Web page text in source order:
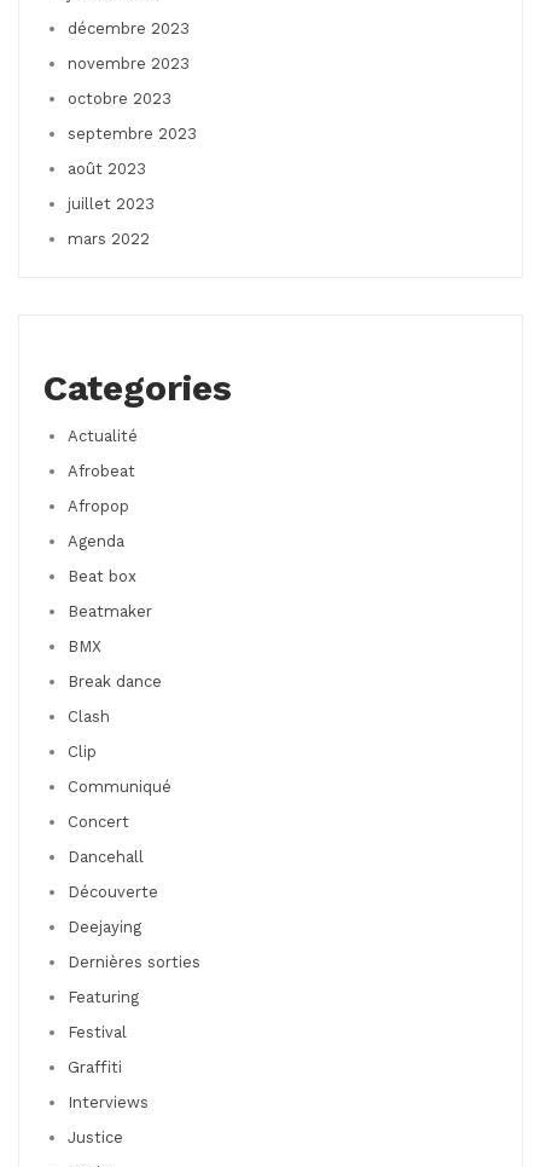
décembre 2023
novembre 2023
octobre 2023
septembre 2023
août 2023
juillet 2023
mars 2022
Categories
Actualité
Afrobeat
Afropop
Agenda
Beat box
Beatmaker
BMX
Break dance
Clash
Clip
Communiqué
Concert
Dancehall
Découverte
Deejaying
Dernières sorties
Featuring
Festival
Graffiti
Interviews
Justice